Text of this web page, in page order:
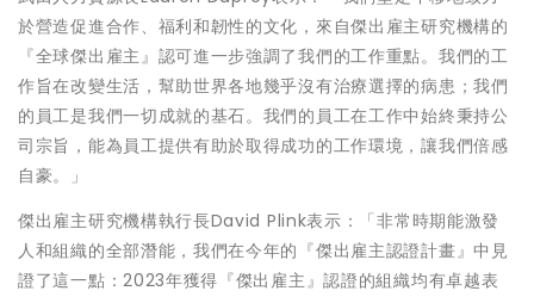
於營造促進合作、福利和韌性的文化，來自傑出雇主研究機構的
『全球傑出雇主』認可進一步強調了我們的工作重點。我們的工
作旨在改變生活，幫助世界各地幾乎沒有治療選擇的病患；我們
的員工是我們一切成就的基石。我們的員工在工作中始終秉持公
司宗旨，能為員工提供有助於取得成功的工作環境，讓我們倍感
自豪。」
傑出雇主研究機構執行長David Plink表示：「非常時期能激發
人和組織的全部潛能，我們在今年的『傑出雇主認證計畫』中見
證了這一點：2023年獲得『傑出雇主』認證的組織均有卓越表